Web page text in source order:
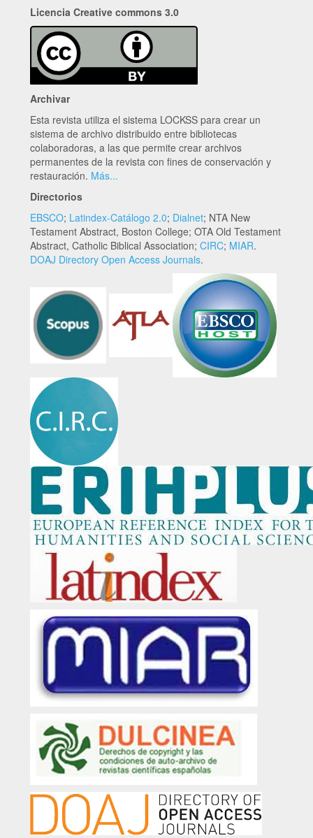
Licencia Creative commons 3.0
Archivar
Esta revista utiliza el sistema LOCKSS para crear un
sistema de archivo distribuido entre bibliotecas
colaboradoras, a las que permite crear archivos
permanentes de la revista con fines de conservación y
restauración. Más...
Directorios
EBSCO; Latindex-Catálogo 2.0; Dialnet; NTA New
Testament Abstract, Boston College; OTA Old Testament
Abstract, Catholic Biblical Association; CIRC; MIAR.
DOAJ Directory Open Access Journals.